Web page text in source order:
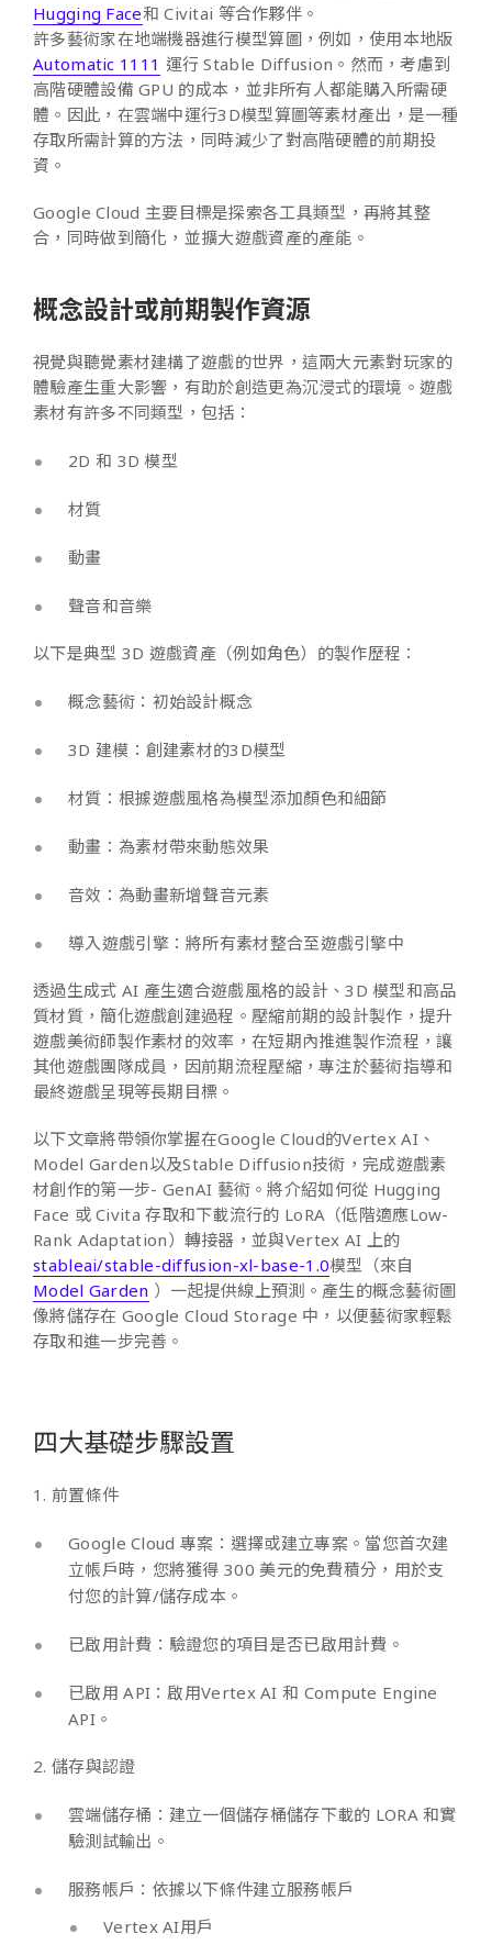
Hugging Face和 Civitai 等合作夥伴。
許多藝術家在地端機器進行模型算圖，例如，使用本地版
Automatic 1111 運行 Stable Diffusion。然而，考慮到
高階硬體設備 GPU 的成本，並非所有人都能購入所需硬
體。因此，在雲端中運行3D模型算圖等素材產出，是一種
存取所需計算的方法，同時減少了對高階硬體的前期投
資。
Google Cloud 主要目標是探索各工具類型，再將其整
合，同時做到簡化，並擴大遊戲資產的產能。
概念設計或前期製作資源
視覺與聽覺素材建構了遊戲的世界，這兩大元素對玩家的
體驗產生重大影響，有助於創造更為沉浸式的環境。遊戲
素材有許多不同類型，包括：
2D 和 3D 模型
材質
動畫
聲音和音樂
以下是典型 3D 遊戲資產（例如角色）的製作歷程：
概念藝術：初始設計概念
3D 建模：創建素材的3D模型
材質：根據遊戲風格為模型添加顏色和細節
動畫：為素材帶來動態效果
音效：為動畫新增聲音元素
導入遊戲引擎：將所有素材整合至遊戲引擎中
透過生成式 AI 產生適合遊戲風格的設計、3D 模型和高品
質材質，簡化遊戲創建過程。壓縮前期的設計製作，提升
遊戲美術師製作素材的效率，在短期內推進製作流程，讓
其他遊戲團隊成員，因前期流程壓縮，專注於藝術指導和
最終遊戲呈現等長期目標。
以下文章將帶領你掌握在Google Cloud的Vertex AI、
Model Garden以及Stable Diffusion技術，完成遊戲素
材創作的第一步- GenAI 藝術。將介紹如何從 Hugging
Face 或 Civita 存取和下載流行的 LoRA（低階適應Low-
Rank Adaptation）轉接器，並與Vertex AI 上的
stableai/stable-diffusion-xl-base-1.0模型（來自
Model Garden ）一起提供線上預測。產生的概念藝術圖
像將儲存在 Google Cloud Storage 中，以便藝術家輕鬆
存取和進一步完善。
四大基礎步驟設置
1. 前置條件
Google Cloud 專案：選擇或建立專案。當您首次建
立帳戶時，您將獲得 300 美元的免費積分，用於支
付您的計算/儲存成本。
已啟用計費：驗證您的項目是否已啟用計費。
已啟用 API：啟用Vertex AI 和 Compute Engine
API。
2. 儲存與認證
雲端儲存桶：建立一個儲存桶儲存下載的 LORA 和實
驗測試輸出。
服務帳戶：依據以下條件建立服務帳戶
Vertex AI用戶